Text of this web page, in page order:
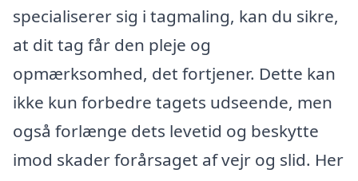
specialiserer sig i tagmaling, kan du sikre,
at dit tag får den pleje og
opmærksomhed, det fortjener. Dette kan
ikke kun forbedre tagets udseende, men
også forlænge dets levetid og beskytte
imod skader forårsaget af vejr og slid. Her